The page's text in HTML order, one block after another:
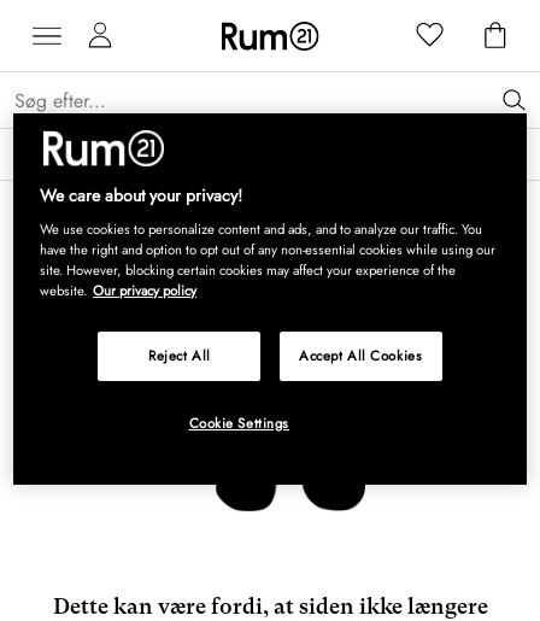
Få 15 % på Grythyttan Stålmöbler* →
Dette kan være fordi, at siden ikke længere
We care about your privacy!
We use cookies to personalize content and ads, and to analyze our traffic. You
have the right and option to opt out of any non-essential cookies while using our
site. However, blocking certain cookies may affect your experience of the
website. Our privacy policy
Reject All Accept All Cookies
Cookie Settings